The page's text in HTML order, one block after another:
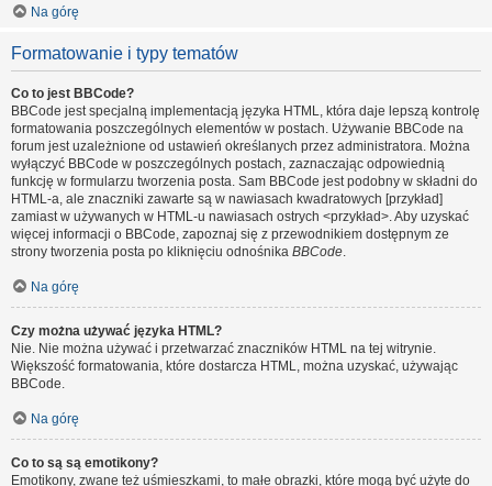
Na górę
Formatowanie i typy tematów
Co to jest BBCode?
BBCode jest specjalną implementacją języka HTML, która daje lepszą kontrolę
formatowania poszczególnych elementów w postach. Używanie BBCode na
forum jest uzależnione od ustawień określanych przez administratora. Można
wyłączyć BBCode w poszczególnych postach, zaznaczając odpowiednią
funkcję w formularzu tworzenia posta. Sam BBCode jest podobny w składni do
HTML-a, ale znaczniki zawarte są w nawiasach kwadratowych [przykład]
zamiast w używanych w HTML-u nawiasach ostrych <przykład>. Aby uzyskać
więcej informacji o BBCode, zapoznaj się z przewodnikiem dostępnym ze
strony tworzenia posta po kliknięciu odnośnika BBCode.
Na górę
Czy można używać języka HTML?
Nie. Nie można używać i przetwarzać znaczników HTML na tej witrynie.
Większość formatowania, które dostarcza HTML, można uzyskać, używając
BBCode.
Na górę
Co to są są emotikony?
Emotikony, zwane też uśmieszkami, to małe obrazki, które mogą być użyte do